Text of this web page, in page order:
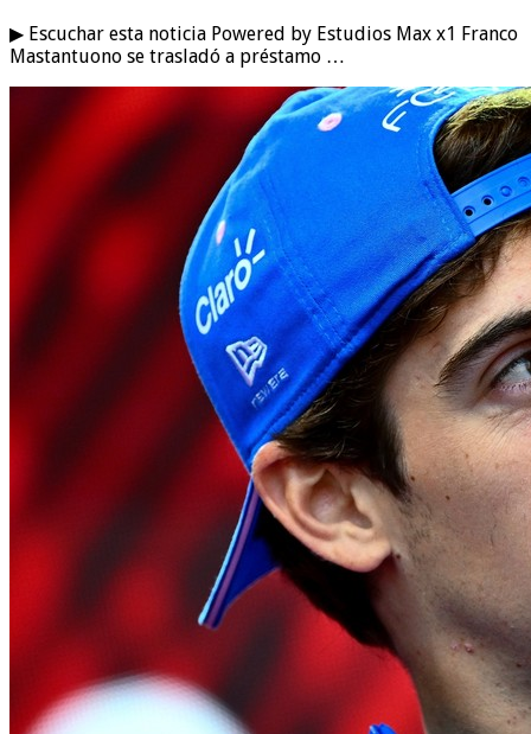
▶ Escuchar esta noticia Powered by Estudios Max x1 Franco
Mastantuono se trasladó a préstamo …